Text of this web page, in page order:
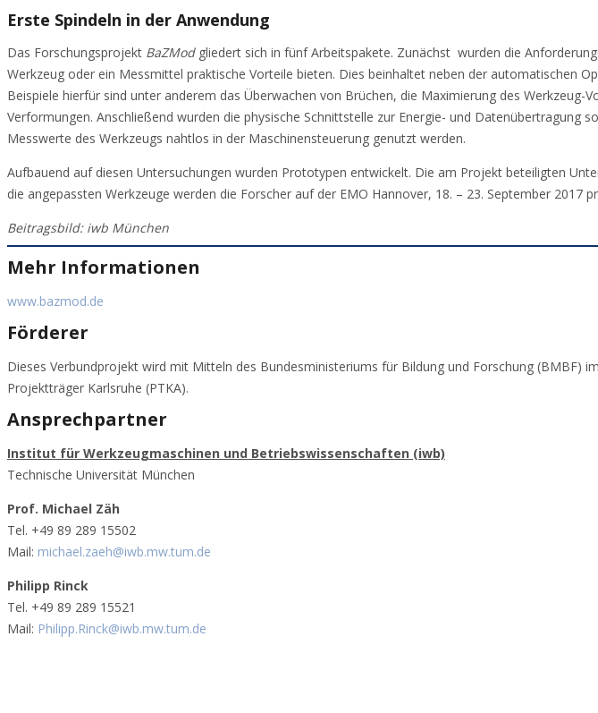
Erste Spindeln in der Anwendung
Das Forschungsprojekt BaZModgliedert sich in fünf Arbeitspakete. Zunächst wurden die
Werkzeug oder ein Messmittel praktische Vorteile bieten. Dies beinhaltet neben der automatischen
Beispiele hierfür sind unter anderem das Überwachen von Brüchen, die Maximierung des
Verformungen. Anschließend wurden die physische Schnittstelle zur Energie- und
Messwerte des Werkzeugs nahtlos in der Maschinensteuerung genutzt werden.
Aufbauend auf diesen Untersuchungen wurden Prototypen entwickelt. Die am Projekt beteiligten
die angepassten Werkzeuge werden die Forscher auf der EMO Hannover, 18. – 23. September 2017
Beitragsbild: iwb München
Mehr Informationen
www.bazmod.de
Förderer
Dieses Verbundprojekt wird mit Mitteln des Bundesministeriums für Bildung und Forschung (BMBF)
Projektträger Karlsruhe (PTKA).
Ansprechpartner
Institut für Werkzeugmaschinen und Betriebswissenschaften (iwb)
Technische Universität München
Prof. Michael Zäh
Tel. +49 89 289 15502
Mail: michael.zaeh@iwb.mw.tum.de
Philipp Rinck
Tel. +49 89 289 15521
Mail: Philipp.Rinck@iwb.mw.tum.de